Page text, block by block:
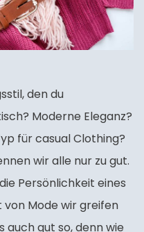
den du
Moderne Eleganz?
für casual Clothing?
wir alle nur zu gut.
Persönlichkeit eines
von Mode wir greifen
auch gut so, denn wie